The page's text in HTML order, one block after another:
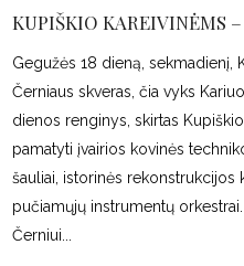
KUPIŠKIO KAREIVINĖMS
Gegužės 18 dieną,
Černiaus skveras, čia vyks
dienos renginys, skirtas
pamatyti įvairios kovinės
šauliai, istorinės rekonstrukcijos
pučiamųjų instrumentų
Černiui